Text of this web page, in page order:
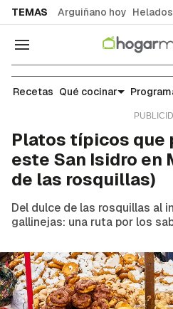
TEMAS Arguiñano hoy
Navegación
Noticias y tendencias
Recetas Qué cocinar
Platos típicos que
este San Isidro en
de las rosquillas)
Del dulce de las rosquillas al
gallinejas: una ruta por los